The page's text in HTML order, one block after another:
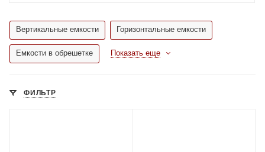
Вертикальные емкости Горизонтальные емкости
Емкости в обрешетке Показать еще
ФИЛЬТР